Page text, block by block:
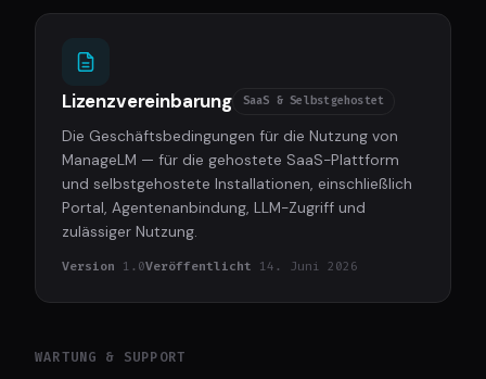
Lizenzvereinbarung SaaS & Selbstgehostet
Die Geschäftsbedingungen für die Nutzung von
ManageLM — für die gehostete SaaS-Plattform
und selbstgehostete Installationen, einschließlich
Portal, Agentenanbindung, LLM-Zugriff und
zulässiger Nutzung.
Version 1.0Veröffentlicht 14. Juni 2026
WARTUNG & SUPPORT